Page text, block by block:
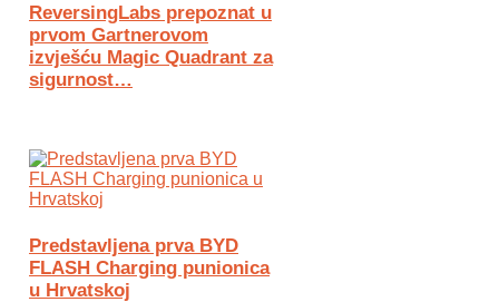
ReversingLabs prepoznat u
prvom Gartnerovom
izvješću Magic Quadrant za
sigurnost…
Predstavljena prva BYD
FLASH Charging punionica
u Hrvatskoj